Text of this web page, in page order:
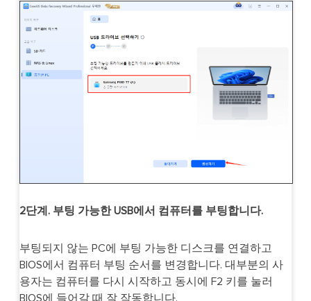
2단계. 부팅 가능한 USB에서 컴퓨터를 부팅합니다.
부팅되지 않는 PC에 부팅 가능한 디스크를 연결하고
BIOS에서 컴퓨터 부팅 순서를 변경합니다. 대부분의 사
용자는 컴퓨터를 다시 시작하고 동시에 F2 키를 눌러
BIOS에 들어갈 때 잘 작동합니다.